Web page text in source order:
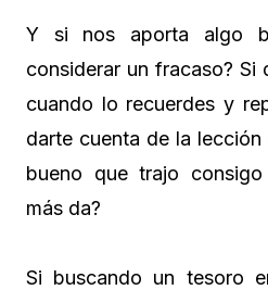
Y si nos aporta algo
considerar un fracaso? Si
cuando lo recuerdes y
darte cuenta de la
bueno que trajo
más da?
Si buscando un tesoro